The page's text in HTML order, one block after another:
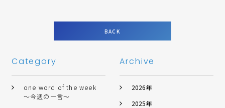
BACK
Category
one word of the week
～今週の一言～
Archive
2026年
2025年